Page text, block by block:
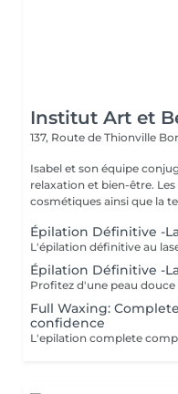
Institut Art et
137, Route de Thionville
Isabel et son équipe
relaxation et bien-être. Les meilleures marques esthétiques et
cosmétiques ainsi que la
Épilation Définitive -
Épilation Définitive -
Full Waxing:
confidence